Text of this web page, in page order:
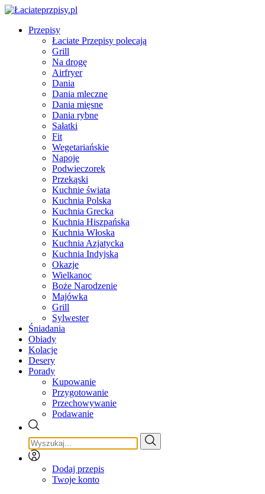
Przepisy
Łaciate Przepisy polecają
Grill
Na drogę
Airfryer
Dania
Dania mleczne
Dania mięsne
Dania rybne
Sałatki
Fit
Wegetariańskie
Napoje
Podwieczorek
Przekąski
Kuchnie świata
Kuchnia Polska
Kuchnia Grecka
Kuchnia Hiszpańska
Kuchnia Włoska
Kuchnia Azjatycka
Kuchnia Indyjska
Okazje
Wielkanoc
Boże Narodzenie
Majówka
Grill
Sylwester
Śniadania
Obiady
Kolacje
Desery
Porady
Kupowanie
Przygotowanie
Przechowywanie
Podawanie
Dodaj przepis
Twoje konto